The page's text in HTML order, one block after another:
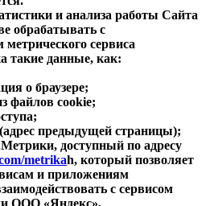
и анализа работы Сайта
обрабатывать с
метрического сервиса
такие данные, как:
о браузере;
файлов cookie;
предыдущей страницы);
доступный по адресу
metrikah, который позволяет
и приложениям
с сервисом
ООО «Яндекс»,